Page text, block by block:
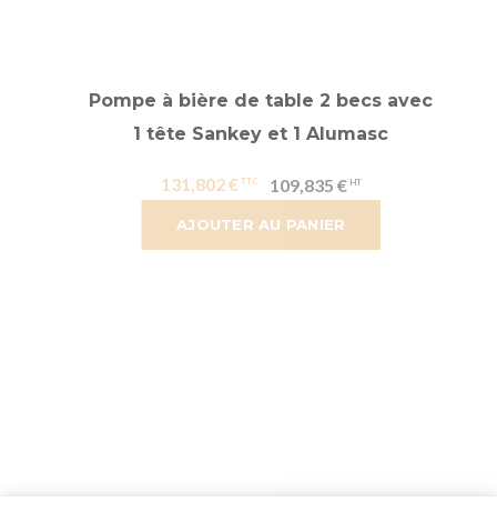
AJOUTER AU PANIER
Pompe à bière de table 2 becs avec
1 tête Sankey et 1 Alumasc
131,802 € 109,835 €